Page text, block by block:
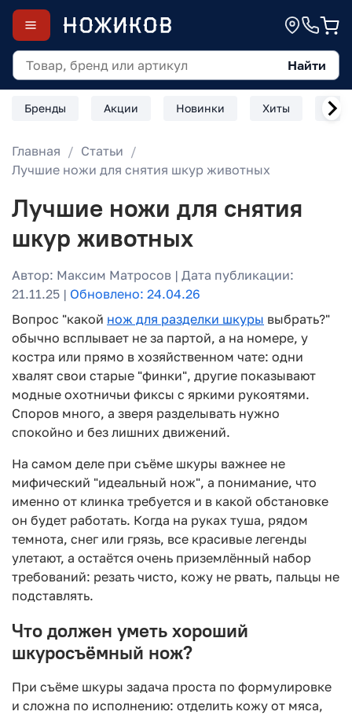
Найти
Бренды Акции Новинки Хиты
Главная
Статьи
Лучшие ножи для снятия шкур животных
Лучшие ножи для снятия
шкур животных
Автор: Максим Матросов | Дата публикации:
21.11.25 | Обновлено: 24.04.26
Вопрос "какой нож для разделки шкуры выбрать?"
обычно всплывает не за партой, а на номере, у
костра или прямо в хозяйственном чате: одни
хвалят свои старые "финки", другие показывают
модные охотничьи фиксы с яркими рукоятями.
Споров много, а зверя разделывать нужно
спокойно и без лишних движений.
На самом деле при съёме шкуры важнее не
мифический "идеальный нож", а понимание, что
именно от клинка требуется и в какой обстановке
он будет работать. Когда на руках туша, рядом
темнота, снег или грязь, все красивые легенды
улетают, а остаётся очень приземлённый набор
требований: резать чисто, кожу не рвать, пальцы не
подставлять.
Что должен уметь хороший
шкуросъёмный нож?
При съёме шкуры задача проста по формулировке
и сложна по исполнению: отделить кожу от мяса,